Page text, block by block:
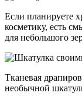
Если планируете
косметику, есть
для небольшого
Тканевая
необычной